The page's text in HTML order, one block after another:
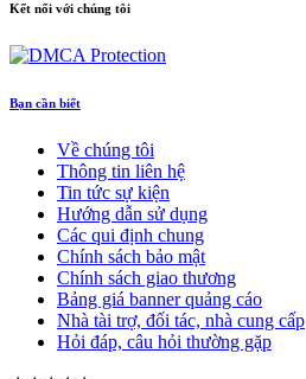
Kết nối với chúng tôi
Bạn cần biết
Về chúng tôi
Thông tin liên hệ
Tin tức sự kiện
Hướng dẫn sử dụng
Các qui định chung
Chính sách bảo mật
Chính sách giao thương
Bảng giá banner quảng cáo
Nhà tài trợ, đối tác, nhà cung cấp
Hỏi đáp, câu hỏi thường gặp